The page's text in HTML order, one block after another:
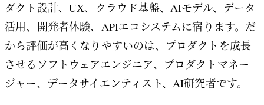
ダクト設計、UX、クラウド基盤、AIモデル、データ
活用、開発者体験、APIエコシステムに宿ります。だ
から評価が高くなりやすいのは、プロダクトを成長
させるソフトウェアエンジニア、プロダクトマネー
ジャー、データサイエンティスト、AI研究者です。